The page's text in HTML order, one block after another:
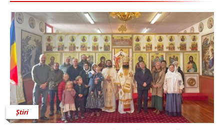
Știri